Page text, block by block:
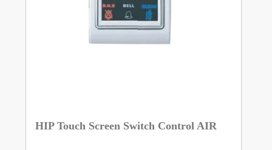
HIP Touch Screen Switch Control AIR